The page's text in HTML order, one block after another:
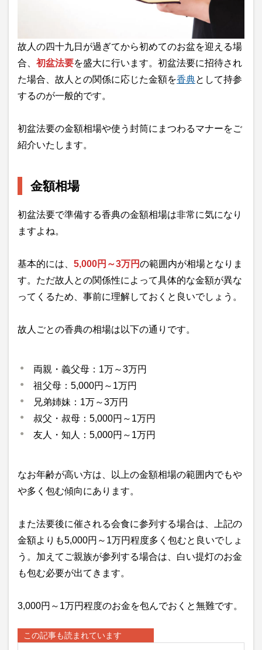
故人の四十九日が過ぎてから初めてのお盆を迎える場
合、 初盆法要を盛大に行います。初盆法要に招待され
た場合、故人との関係に応じた金額を香典として持参
するのが一般的です。
初盆法要の金額相場や使う封筒にまつわるマナーをご
紹介いたします。
金額相場
初盆法要で準備する香典の金額相場は非常に気になり
ますよね。
基本的には、 5,000円～3万円の範囲内が相場となりま
す。ただ故人との関係性によって具体的な金額が異な
ってくるため、事前に理解しておくと良いでしょう。
故人ごとの香典の相場は以下の通りです。
両親・義父母：1万～3万円
祖父母：5,000円～1万円
兄弟姉妹：1万～3万円
叔父・叔母：5,000円～1万円
友人・知人：5,000円～1万円
なお年齢が高い方は、以上の金額相場の範囲内でもや
や多く包む傾向にあります。
また法要後に催される会食に参列する場合は、上記の
金額よりも5,000円～1万円程度多く包むと良いでしょ
う。加えてご親族が参列する場合は、白い提灯のお金
も包む必要が出てきます。
3,000円～1万円程度のお金を包んでおくと無難です。
この記事も読まれています